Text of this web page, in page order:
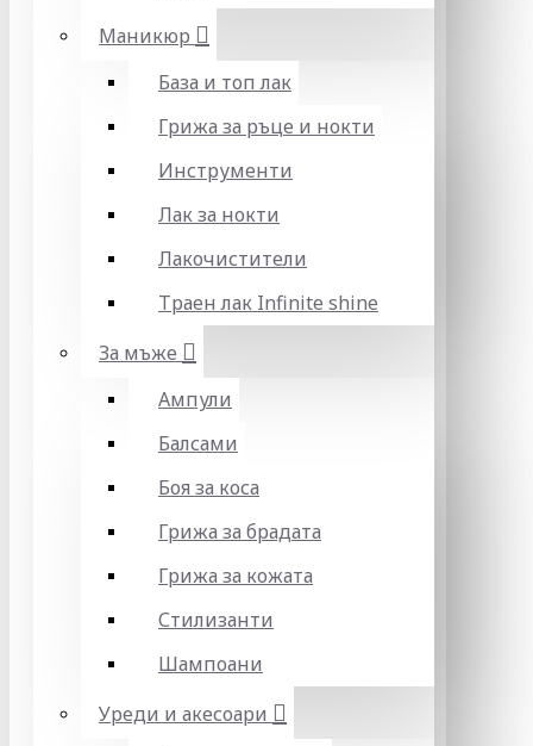
Маникюр
База и топ лак
Грижа за ръце и нокти
Инструменти
Лак за нокти
Лакочистители
Траен лак Infinite shine
За мъже
Ампули
Балсами
Боя за коса
Грижа за брадата
Грижа за кожата
Стилизанти
Шампоани
Уреди и акесоари